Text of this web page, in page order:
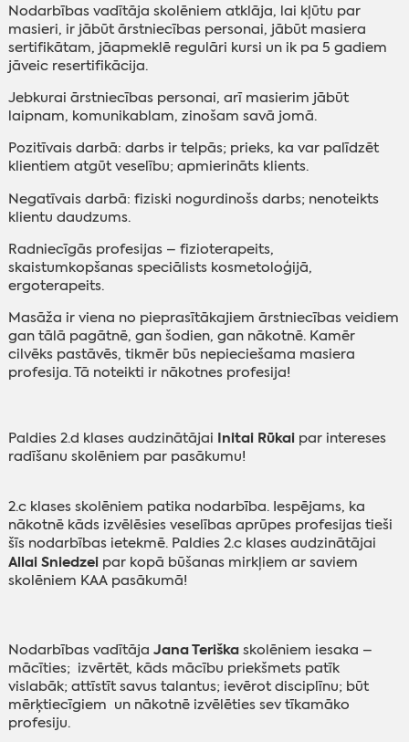
Nodarbības vadītāja skolēniem atklāja, lai kļūtu par
masieri, ir jābūt ārstniecības personai, jābūt masiera
sertifikātam, jāapmeklē regulāri kursi un ik pa 5 gadiem
jāveic resertifikācija.
Jebkurai ārstniecības personai, arī masierim jābūt
laipnam, komunikablam, zinošam savā jomā.
Pozitīvais darbā: darbs ir telpās; prieks, ka var palīdzēt
klientiem atgūt veselību; apmierināts klients.
Negatīvais darbā: fiziski nogurdinošs darbs; nenoteikts
klientu daudzums.
Radniecīgās profesijas – fizioterapeits,
skaistumkopšanas speciālists kosmetoloģijā,
ergoterapeits.
Masāža ir viena no pieprasītākajiem ārstniecības veidiem
gan tālā pagātnē, gan šodien, gan nākotnē. Kamēr
cilvēks pastāvēs, tikmēr būs nepieciešama masiera
profesija. Tā noteikti ir nākotnes profesija!
Paldies 2.d klases audzinātājai Initai Rūkaipar intereses
radīšanu skolēniem par pasākumu!
2.c klases skolēniem patika nodarbība. Iespējams, ka
nākotnē kāds izvēlēsies veselības aprūpes profesijas tieši
šīs nodarbības ietekmē. Paldies 2.c klases audzinātājai
Allai Sniedzeipar kopā būšanas mirkļiem ar saviem
skolēniem KAA pasākumā!‌‌
Nodarbības vadītāja Jana Teriškaskolēniem iesaka –
mācīties; izvērtēt, kāds mācību priekšmets patīk
vislabāk; attīstīt savus talantus; ievērot disciplīnu; būt
mērķtiecīgiem un nākotnē izvēlēties sev tīkamāko
profesiju.